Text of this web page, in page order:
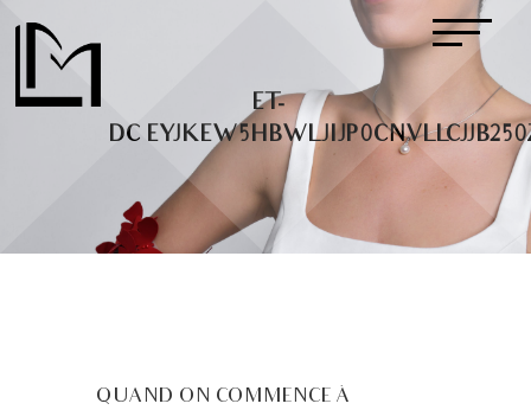
@ET-
QUAND ON COMMENCE À